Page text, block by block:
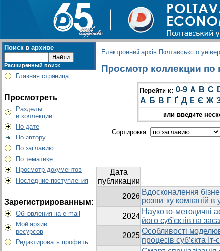
Поиск в архиве
Расширенный поиск
Главная страница
Просмотреть
Разделы
и коллекции
По дате
По автору
По заглавию
По тематике
Просмотр документов
Последние поступления
Зарегистрированным:
Обновления на e-mail
Мой архив
ресурсов
Редактировать профиль
Електронний архів Полтавського
Просмотр коллекции по
Перейти к: 0-9 A B C
А Б В Г Ґ Д Е Є Ж
или введите
Сортировка:
Дата
публикации
2026
Вдосконалення
розвитку компаній
2024
Науково-методичні
його суб'єктів на
2025
Особливості
процесів суб’єкта